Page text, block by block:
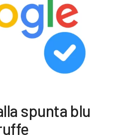
spunta blu